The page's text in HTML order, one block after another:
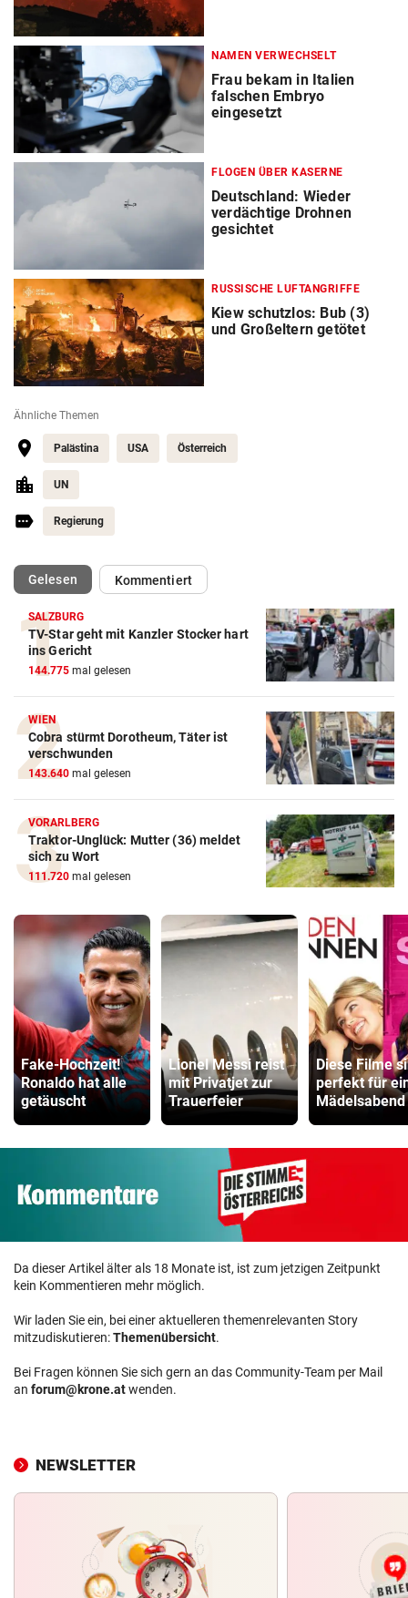
NAMEN VERWECHSELT
Frau bekam in Italien
falschen Embryo
eingesetzt
FLOGEN ÜBER KASERNE
Deutschland: Wieder
verdächtige Drohnen
gesichtet
RUSSISCHE LUFTANGRIFFE
Kiew schutzlos: Bub (3)
und Großeltern getötet
Ähnliche Themen
Palästina USA Österreich
UN
Regierung
Gelesen(ausgewählt)Kommentiert
SALZBURG
TV-Star geht mit Kanzler Stocker hart
ins Gericht
144.775 mal gelesen
WIEN
Cobra stürmt Dorotheum, Täter ist
verschwunden
143.640 mal gelesen
VORARLBERG
Traktor-Unglück: Mutter (36) meldet
sich zu Wort
111.720 mal gelesen
Fake-Hochzeit!
Ronaldo hat alle
getäuscht
Lionel Messi reist
mit Privatjet zur
Trauerfeier
Diese Filme
perfekt für
Mädelsabend
Da dieser Artikel älter als 18 Monate ist, ist zum jetzigen Zeitpunkt
kein Kommentieren mehr möglich.
Wir laden Sie ein, bei einer aktuelleren themenrelevanten Story
mitzudiskutieren:Themenübersicht.
Bei Fragen können Sie sich gern an das Community-Team per Mail
an forum@krone.atwenden.
NEWSLETTER